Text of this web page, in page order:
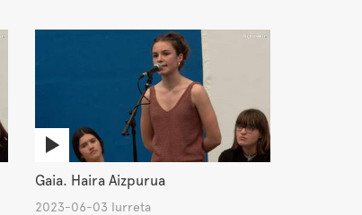
Gaia. Haira Aizpurua
2023-06-03 Iurreta